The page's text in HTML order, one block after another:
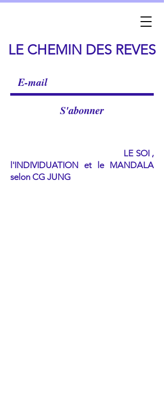
LE CHEMIN DES REVES
S'abonner
LE SOI ,
l'INDIVIDUATION et le MANDALA
selon CG JUNG